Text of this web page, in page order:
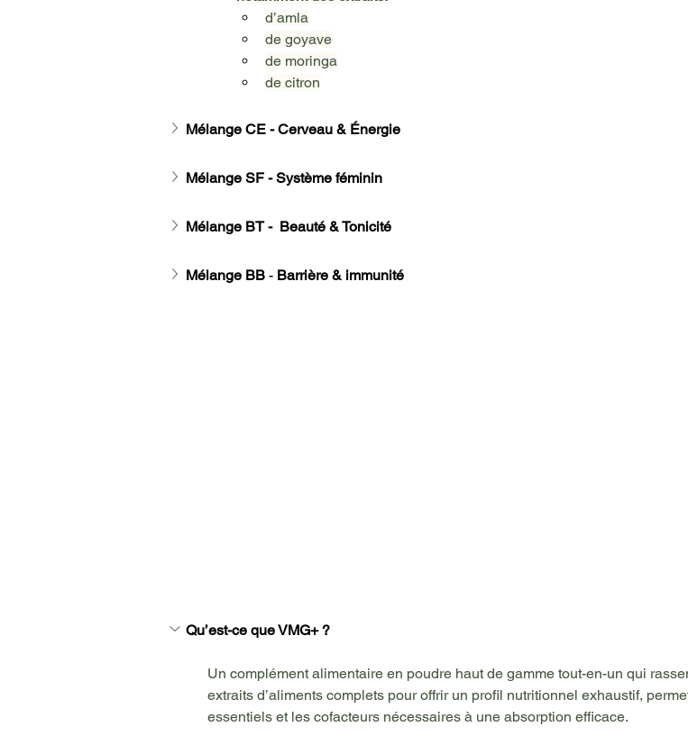
d’amla
de goyave
de moringa
de citron
Mélange CE - Cerveau & Énergie
Mélange SF - Système féminin
Mélange BT -  Beauté & Tonicité
Mélange BB - Barrière & immunité
Qu’est-ce que VMG+ ?
Un complément alimentaire en poudre haut de gamme tout-en-un qui
extraits d’aliments complets pour offrir un profil nutritionnel exhaustif,
essentiels et les cofacteurs nécessaires à une absorption efficace.